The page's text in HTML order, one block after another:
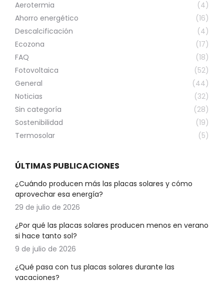
Aerotermia
(4)
Ahorro energético
(16)
Descalcificación
(4)
Ecozona
(17)
FAQ
(18)
Fotovoltaica
(52)
General
(44)
Noticias
(32)
Sin categoría
(28)
Sostenibilidad
(19)
Termosolar
(5)
ÚLTIMAS PUBLICACIONES
¿Cuándo producen más las placas solares y cómo
aprovechar esa energía?
29 de julio de 2026
¿Por qué las placas solares producen menos en verano
si hace tanto sol?
9 de julio de 2026
¿Qué pasa con tus placas solares durante las
vacaciones?